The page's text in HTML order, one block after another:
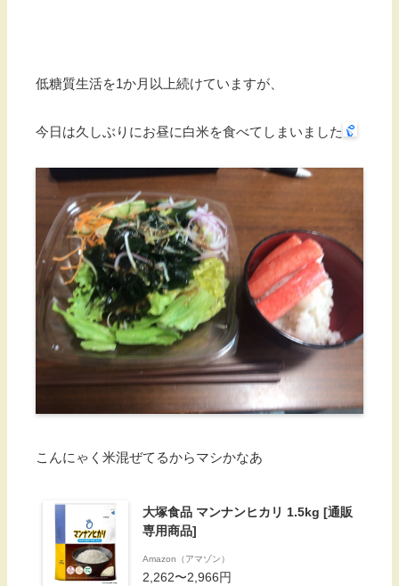
低糖質生活を1か月以上続けていますが、
今日は久しぶりにお昼に白米を食べてしまいました
こんにゃく米混ぜてるからマシかなあ
大塚食品 マンナンヒカリ 1.5kg [通販
専用商品]
Amazon（アマゾン）
2,262〜2,966円